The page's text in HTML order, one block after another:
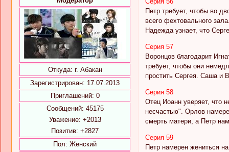
Откуда: г. Абакан
Зарегистрирован: 17.07.2013
Приглашений: 0
Сообщений: 45175
Уважение: +2013
Позитив: +2827
Пол: Женский
Петр требует, чтобы во
всего фехтовального
Надежда узнает, что
Серия 57
Воронцов благодарит
требует, чтобы они
простить Сергея. Саша и
Серия 58
Отец Иоанн уверяет, что
несчастью". Орлов
смерть матери, а Петр
Серия 59
Петр намерен жениться